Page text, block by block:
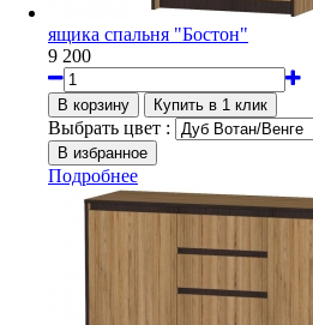
ящика спальня "Бостон"
9 200
Выбрать цвет :
Подробнее